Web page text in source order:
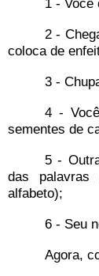
2 -
coloca de
3 -
4 -
sementes de
5 -
das
alfabeto);
6 - Seu
Agora,